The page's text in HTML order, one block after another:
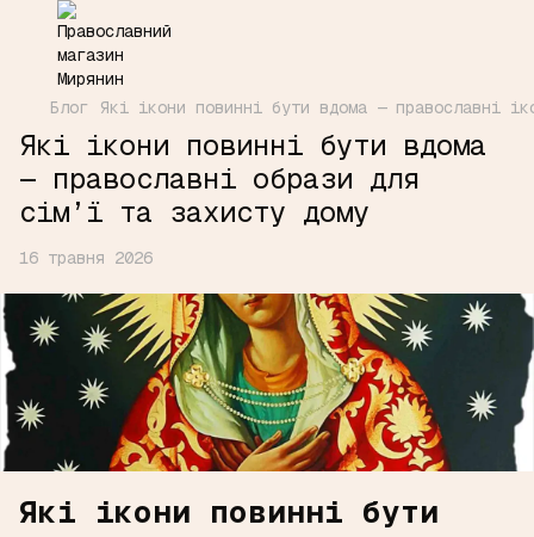
Блог Які ікони повинні бути вдома — православні
Які ікони повинні бути вдома
— православні образи для
сім’ї та захисту дому
16 травня 2026
Які ікони повинні бути